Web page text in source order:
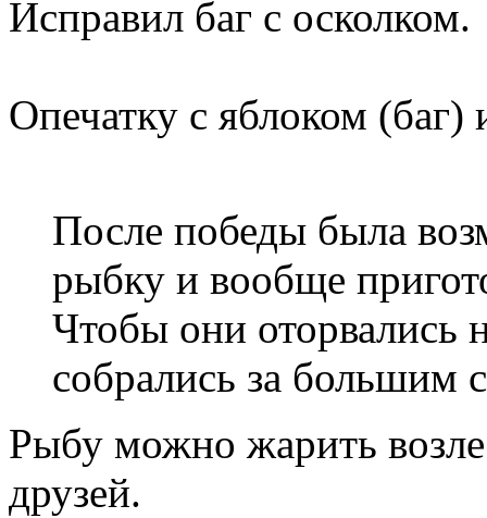
Исправил баг с осколком.
Опечатку с яблоком (баг)
После победы была
рыбку и вообще
Чтобы они оторвались
собрались за большим
Рыбу можно жарить
друзей.